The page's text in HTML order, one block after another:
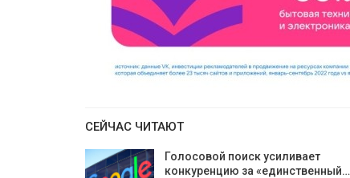
СЕЙЧАС ЧИТАЮТ
Голосовой поиск усиливает
конкуренцию за «единственный…